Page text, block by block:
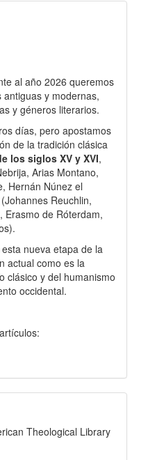
al año 2026 queremos
y modernas,
y géneros literarios.
días, pero apostamos
de la tradición clásica
los siglos XV y XVI,
Arias Montano,
Hernán Núnez el
Reuchlin,
Erasmo de Róterdam,
nueva etapa de la
actual como es la
clásico y del humanismo
occidental.
Theological Library